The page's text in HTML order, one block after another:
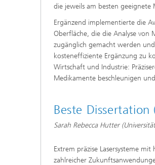
die jeweils am besten geeignete
Ergänzend implementierte die
Oberfläche, die die Analyse von
zugänglich gemacht werden
kosteneffiziente Ergänzung zu
Wirtschaft und Industrie:
Medikamente beschleunigen
Beste Dissertation
Sarah Rebecca Hutter
Extrem präzise Lasersysteme
zahlreicher